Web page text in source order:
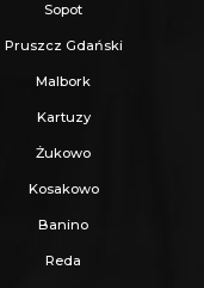
Sopot
Pruszcz Gdański
Malbork
Kartuzy
Żukowo
Kosakowo
Banino
Reda